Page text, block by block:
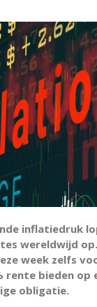
inflatiedruk
wereldwijd op.
week zelfs
rente bieden op
obligatie.